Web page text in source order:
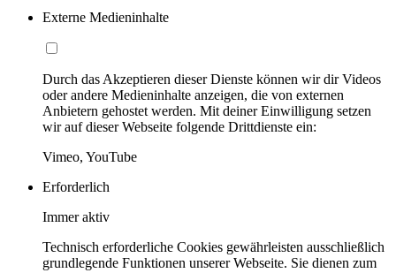
Externe Medieninhalte
Durch das Akzeptieren dieser Dienste können wir dir Videos
oder andere Medieninhalte anzeigen, die von externen
Anbietern gehostet werden. Mit deiner Einwilligung setzen
wir auf dieser Webseite folgende Drittdienste ein:
Vimeo, YouTube
Erforderlich
Immer aktiv
Technisch erforderliche Cookies gewährleisten ausschließlich
grundlegende Funktionen unserer Webseite. Sie dienen zum